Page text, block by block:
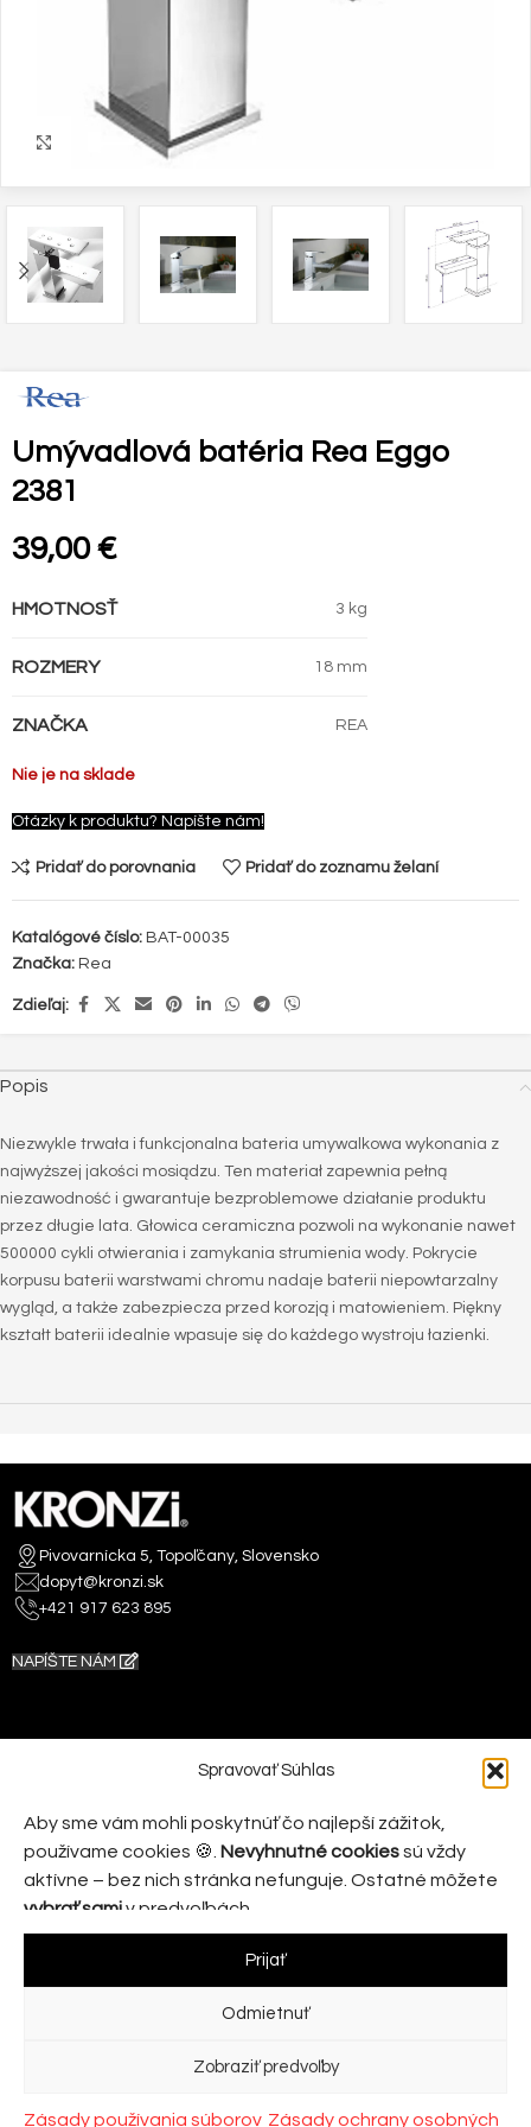
Spravovať Súhlas
Aby sme vám mohli poskytnúť čo najlepší zážitok,
používame cookies 🍪. Nevyhnutné cookiessú vždy
aktívne – bez nich stránka nefunguje. Ostatné môžete
vybrať samiv predvoľbách.
Prijať
Odmietnuť
Zobraziť predvoľby
Zásady používania súborov Zásady ochrany osobných
Umývadlová batéria Rea Eggo
2381
39,00€
HMOTNOSŤ 3 kg
ROZMERY 18 mm
ZNAČKA REA
Nie je na sklade
Otázky k produktu? Napíšte nám!
Pridať do porovnania Pridať do zoznamu želaní
Katalógové číslo: BAT-00035
Značka: Rea
Zdieľaj:
Popis
Niezwykle trwała i funkcjonalna bateria umywalkowa wykonania z
najwyższej jakości mosiądzu. Ten materiał zapewnia pełną
niezawodność i gwarantuje bezproblemowe działanie produktu
przez długie lata. Głowica ceramiczna pozwoli na wykonanie nawet
500000 cykli otwierania i zamykania strumienia wody. Pokrycie
korpusu baterii warstwami chromu nadaje baterii niepowtarzalny
wygląd, a także zabezpiecza przed korozją i matowieniem. Piękny
kształt baterii idealnie wpasuje się do każdego wystroju łazienki.
Pivovarnícka 5, Topoľčany, Slovensko
dopyt@kronzi.sk
+421 917 623 895
NAPÍŠTE NÁM
Nábytok pre Vás vyrábame s láskou
KRONZI s.r.o. | IČO: 35968419 | DIČ: 2022094646 | IČ DPH: